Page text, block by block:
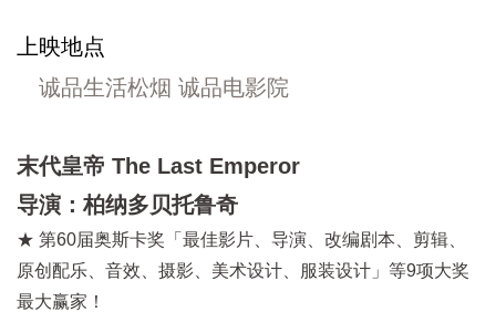
上映地点
诚品生活松烟 诚品电影院
末代皇帝 The Last Emperor
导演：柏纳多贝托鲁奇
★ 第60届奥斯卡奖「最佳影片、导演、改编剧本、剪辑、
原创配乐、音效、摄影、美术设计、服装设计」等9项大奖
最大赢家！